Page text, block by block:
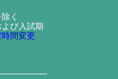
く
び入試期
間変更